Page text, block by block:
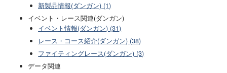
新製品情報(ダンガン) (1)
イベント・レース関連(ダンガン)
イベント情報(ダンガン) (31)
レース・コース紹介(ダンガン) (38)
ファイティングレース(ダンガン) (3)
データ関連